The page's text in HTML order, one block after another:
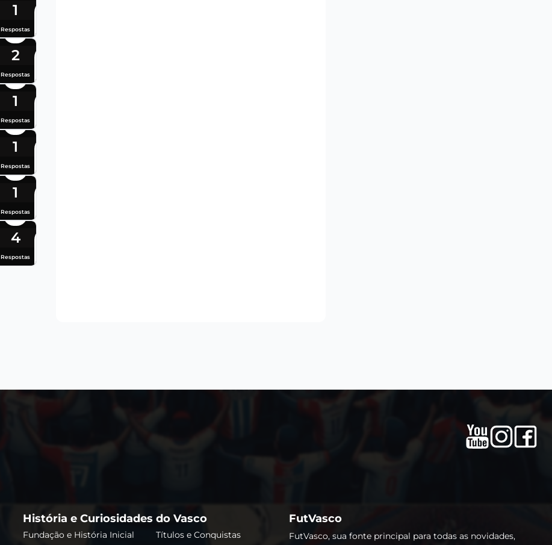
1
Respostas
2
Respostas
1
Respostas
1
Respostas
1
Respostas
4
Respostas
História e Curiosidades do Vasco
Fundação e História Inicial Títulos e Conquistas
FutVasco
FutVasco, sua fonte principal para todas as novidades,